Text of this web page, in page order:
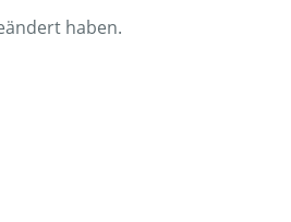
haben.